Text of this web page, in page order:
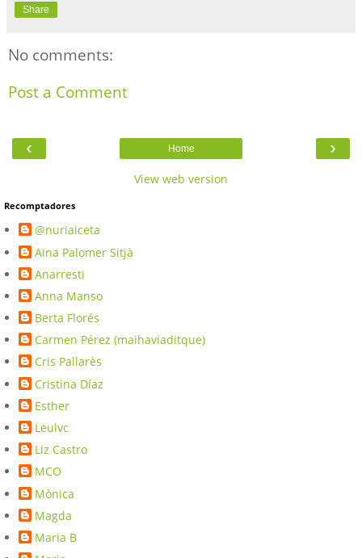
Share
No comments:
Post a Comment
‹ ›
Home
View web version
Recomptadores
@nuriaiceta
Aina Palomer Sitjà
Anarresti
Anna Manso
Berta Florés
Carmen Pérez (maihaviaditque)
Cris Pallarès
Cristina Díaz
Esther
Leulvc
Liz Castro
MCO
Mònica
Magda
Maria B